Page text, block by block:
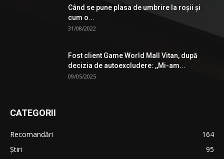
Când se pune plasa de umbrire la roşii şi
cum o...
31/08/2022
Fost client Game World Mall Vitan, după
decizia de autoexcludere: ,,Mi-am...
09/05/2025
CATEGORII
Recomandări
164
Știri
95